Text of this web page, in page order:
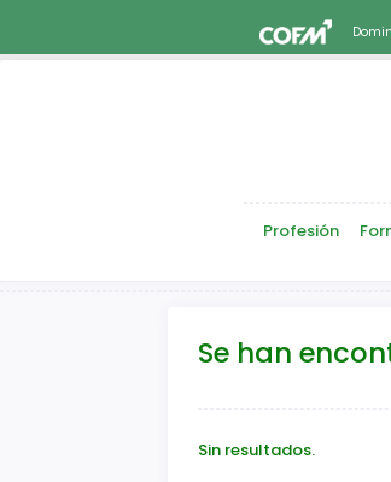
Profesión
Se han
Sin resultados.